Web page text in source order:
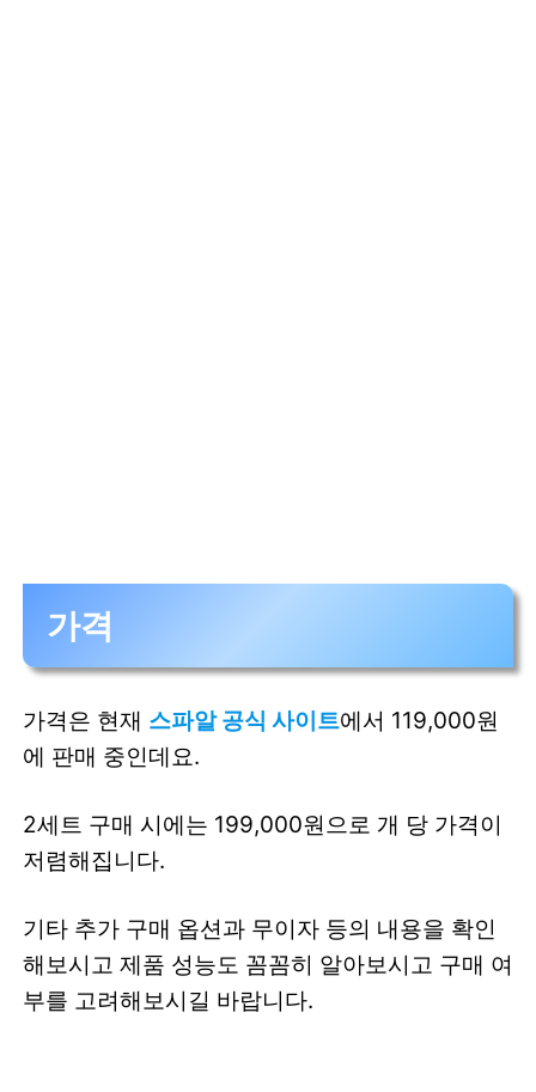
가격
가격은 현재 스파알 공식 사이트에서 119,000원
에 판매 중인데요.
2세트 구매 시에는 199,000원으로 개 당 가격이
저렴해집니다.
기타 추가 구매 옵션과 무이자 등의 내용을 확인
해보시고 제품 성능도 꼼꼼히 알아보시고 구매 여
부를 고려해보시길 바랍니다.